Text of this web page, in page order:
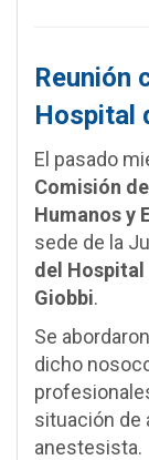
Reunión
Hospital
El pasado
Comisión
Humanos y
sede de la
del Hospital
Giobbi.
Se
dicho
situación de
anestesista.